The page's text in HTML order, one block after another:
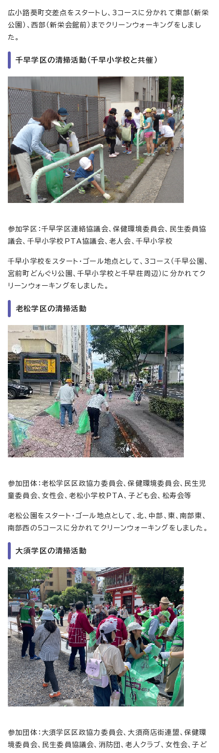
広小路葵町交差点をスタートし、3コースに分かれて東部（新栄
公園）、西部（新栄会館前）までクリーンウォーキングをしまし
た。
千早学区の清掃活動（千早小学校と共催）
参加学区：千早学区連絡協議会、保健環境委員会、民生委員協
議会、千早小学校PTA協議会、老人会、千早小学校
千早小学校をスタート・ゴール地点として、3コース（千早公園、
宮前町どんぐり公園、千早小学校と千早荘周辺）に分かれてク
リーンウォーキングをしました。
老松学区の清掃活動
参加団体：老松学区区政協力委員会、保健環境委員会、民生児
童委員会、女性会、老松小学校PTA、子ども会、松寿会等
老松公園をスタート・ゴール地点として、北、中部、東、南部東、
南部西の5コースに分かれてクリーンウォーキングをしました。
大須学区の清掃活動
参加団体：大須学区区政協力委員会、大須商店街連盟、保健環
境委員会、民生委員協議会、消防団、老人クラブ、女性会、子ど